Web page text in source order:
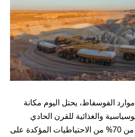
الفوسفاط، يحتل اليوم مكانة
والغذائية للقرن الحادي
والعشرين. بامتلاكه لأكثر من 70% من الاحتياطيات المؤكدة على